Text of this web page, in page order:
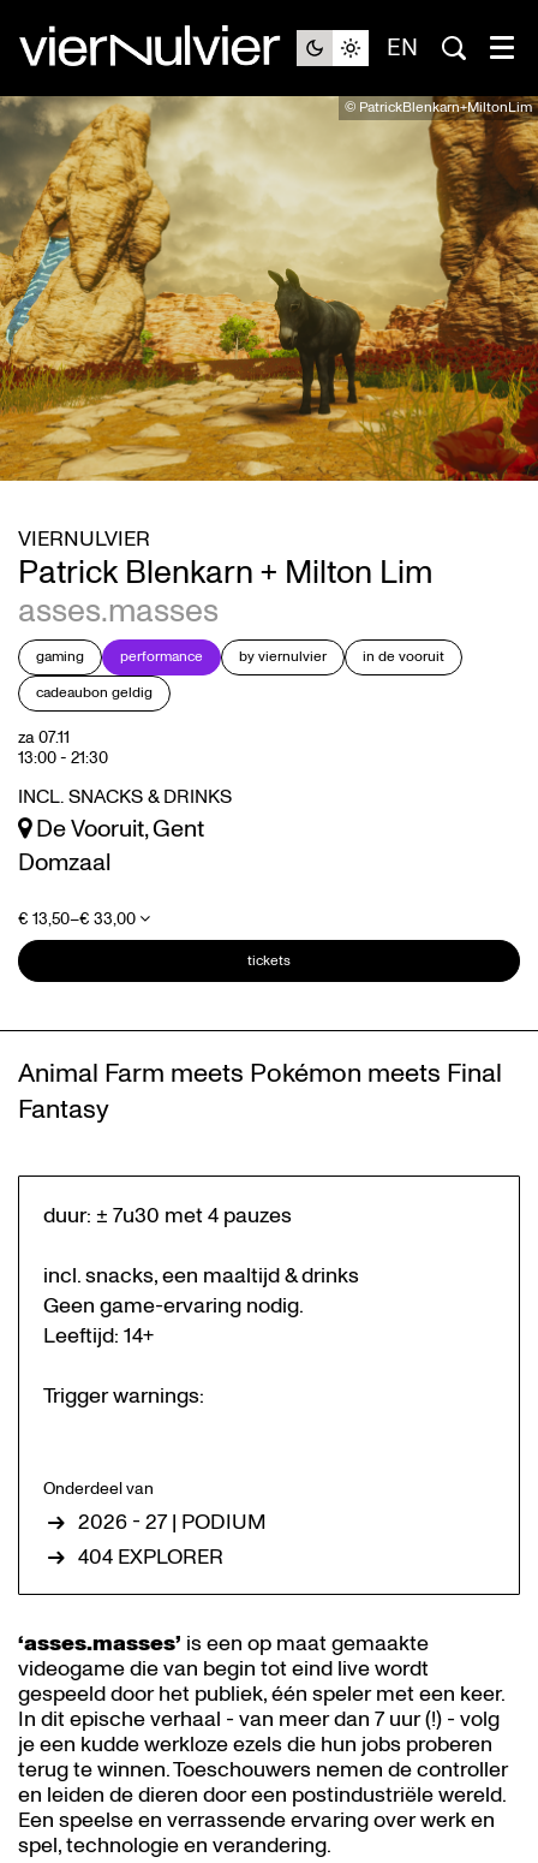
EN
© PatrickBlenkarn+MiltonLim
Patrick Blenkarn + Milton Lim
asses.masses
VIERNULVIER
gaming performance by viernulvier
in de vooruit
cadeaubon geldig
za 07.11
13:00- 21:30
INCL. SNACKS & DRINKS
De Vooruit, Gent
Domzaal
€ 13,50–€ 33,00
tickets
Animal Farm meets Pokémon meets Final
Fantasy
‘asses.masses’ is een op maat gemaakte
videogame die van begin tot eind live wordt
gespeeld door het publiek, één speler met een keer.
In dit epische verhaal - van meer dan 7 uur (!) - volg
je een kudde werkloze ezels die hun jobs proberen
terug te winnen. Toeschouwers nemen de controller
en leiden de dieren door een postindustriële wereld.
Een speelse en verrassende ervaring over werk en
spel, technologie en verandering.
duur: ± 7u30 met 4 pauzes
incl. snacks, een maaltijd & drinks
Geen game-ervaring nodig.
Leeftijd: 14+
Trigger warnings:
Onderdeel van
2026 - 27 | PODIUM
404 EXPLORER